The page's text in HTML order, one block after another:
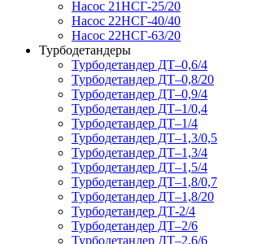
Насос 21НСГ-25/20
Насос 22НСГ-40/40
Насос 22НСГ-63/20
Турбодетандеры
Турбодетандер ДТ–0,6/4
Турбодетандер ДТ–0,8/20
Турбодетандер ДТ–0,9/4
Турбодетандер ДТ–1/0,4
Турбодетандер ДТ–1/4
Турбодетандер ДТ–1,3/0,5
Турбодетандер ДТ–1,3/4
Турбодетандер ДТ–1,5/4
Турбодетандер ДТ–1,8/0,7
Турбодетандер ДТ–1,8/20
Турбодетандер ДТ-2/4
Турбодетандер ДТ–2/6
Турбодетандер ДТ–2,6/6